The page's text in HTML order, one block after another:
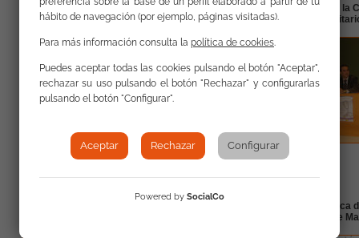
Personas Dependientes en Instituciones de
Burgos
actuación con la
Servicios
III Marcha Cívica
Alicante. 30 de
hábito de navegación (por ejemplo, páginas visitadas).
Para más información consulta la política de cookies.
Puedes aceptar todas las cookies pulsando el botón "Aceptar",
rechazar su uso pulsando el botón "Rechazar" y configurarlas
pulsando el botón "Configurar".
Aceptar Rechazar Configurar
Powered by SocialCo